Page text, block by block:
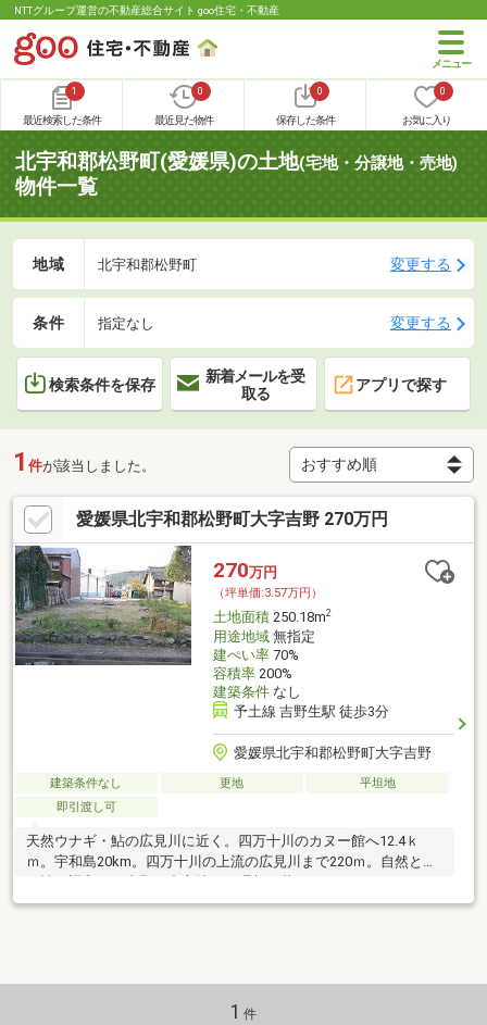
NTTグループ運営の不動産総合サイト goo住宅・不動産
1
最近検索した条件
0
最近見た物件
0
保存した条件
0
お気に入り
北宇和郡松野町(愛媛県)の土地(宅地・分譲地・売地)
物件一覧
地域 北宇和郡松野町 変更する
条件 指定なし 変更する
検索条件を保存
新着メールを受
取る
アプリで探す
1 件が該当しました。
愛媛県北宇和郡松野町大字吉野 270万円
270万円
（坪単価:3.57万円）
土地面積250.18m2
用途地域無指定
建ぺい率70%
容積率200%
建築条件なし
予土線 吉野生駅 徒歩3分
愛媛県北宇和郡松野町大字吉野
建築条件なし 更地
平坦地
即引渡し可
天然ウナギ・鮎の広見川に近く。四万十川のカヌー館へ12.4ｋ
ｍ。宇和島20km。四万十川の上流の広見川まで220ｍ。自然と利
便性が調和する吉野の中心地で、理想の暮らしを。
1 件